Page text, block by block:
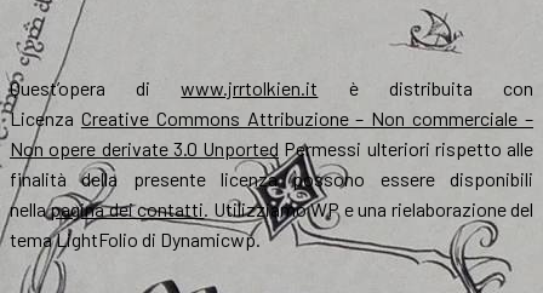
Quest’opera diwww.jrrtolkien.it è distribuita con
Licenza Creative Commons Attribuzione – Non commerciale –
Non opere derivate 3.0 Unported Permessi ulteriori rispetto alle
finalità della presente licenza possono essere disponibili
nellapagina dei contatti. Utilizziamo WP e una rielaborazione del
tema LightFolio di Dynamicwp.